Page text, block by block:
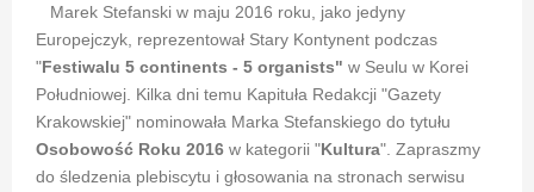
Marek Stefanski w maju 2016 roku, jako jedyny
Europejczyk, reprezentował Stary Kontynent podczas
"Festiwalu 5 continents - 5 organists" w Seulu w Korei
Południowej. Kilka dni temu Kapituła Redakcji "Gazety
Krakowskiej" nominowała Marka Stefanskiego do tytułu
Osobowość Roku 2016 w kategorii "Kultura". Zapraszmy
do śledzenia plebiscytu i głosowania na stronach serwisu